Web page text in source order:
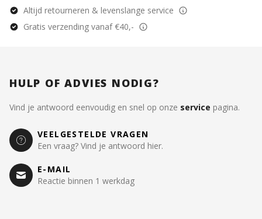
Altijd retourneren & levenslange service
Gratis verzending vanaf €40,-
HULP OF ADVIES NODIG?
Vind je antwoord eenvoudig en snel op onze service pagina.
VEELGESTELDE VRAGEN
Een vraag? Vind je antwoord hier.
E-MAIL
Reactie binnen 1 werkdag